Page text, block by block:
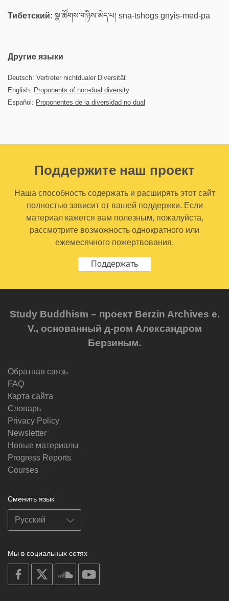
Тибетский: སྣ་ཚོགས་གཉིས་མེད་པ། sna-tshogs gnyis-med-pa
Другие языки
Deutsch: Vertreter nichtdualer Diversität
English: Proponents of non-dual diversity
Español: Proponentes de la diversidad no dual
Поддержите наш проект
Наша способность содержать и расширять этот сайт
полностью зависит от вашей поддержки. Если
материал кажется вам полезным, пожалуйста,
рассмотрите возможность однократного или
ежемесячного пожертвования.
Поддержать
Study Buddhism – проект Berzin Archives e.
V., основанный д-ром Александром
Берзиным.
Обратная связь
FAQ
Карта сайта
Словарь
Privacy Policy
Newsletter
Новые материалы
Progress Reports
Courses
Сменить язык
Мы в социальных сетях
on
facebook
soundcloud